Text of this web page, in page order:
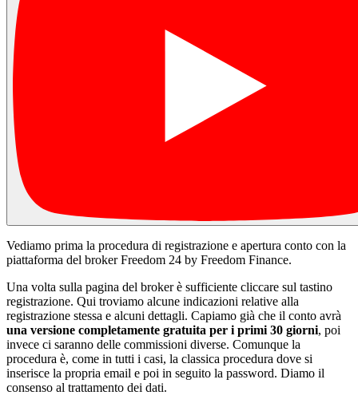
Vediamo prima la procedura di registrazione e apertura conto con la
piattaforma del broker Freedom 24 by Freedom Finance.
Una volta sulla pagina del broker è sufficiente cliccare sul tastino
registrazione. Qui troviamo alcune indicazioni relative alla
registrazione stessa e alcuni dettagli. Capiamo già che il conto avrà
una versione completamente gratuita per i primi 30 giorni, poi
invece ci saranno delle commissioni diverse. Comunque la
procedura è, come in tutti i casi, la classica procedura dove si
inserisce la propria email e poi in seguito la password. Diamo il
consenso al trattamento dei dati.